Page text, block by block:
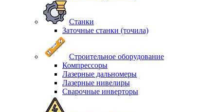
Станки
Заточные станки (точила)
Строительное оборудование
Компрессоры
Лазерные дальномеры
Лазерные нивелиры
Сварочные инверторы